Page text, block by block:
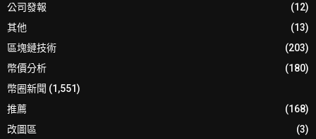
公司發報
(12)
其他
(13)
區塊鏈技術
(203)
幣價分析
(180)
幣圈新聞 (1,551)
推薦
(168)
改圖區
(3)